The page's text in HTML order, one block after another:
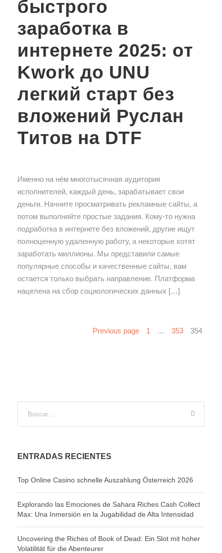
быстрого
заработка в
интернете 2025: от
Kwork до UNU
легкий старт без
вложений Руслан
Титов на DTF
Именно на нём многотысячная аудитория
исполнителей, каждый день, зарабатывает свои
деньги. Начните просматривать рекламные сайты, а
потом выполняйте простые задания. Кому-то нужна
подработка в интернете без вложений, другие ищут
полноценную удаленную работу, а некоторые хотят
заработать миллионы. Мы представили самые
популярные способы и качественные сайты, вам
остается только выбрать направление. Платформа
нацелена на сбор социологических данных […]
Previous page 1 … 353 354
ENTRADAS RECIENTES
Top Online Casino schnelle Auszahlung Österreich 2026
Explorando las Emociones de Sahara Riches Cash Collect
Max: Una Inmersión en la Jugabilidad de Alta Intensidad
Uncovering the Riches of Book of Dead: Ein Slot mit hoher
Volatilität für die Abenteurer